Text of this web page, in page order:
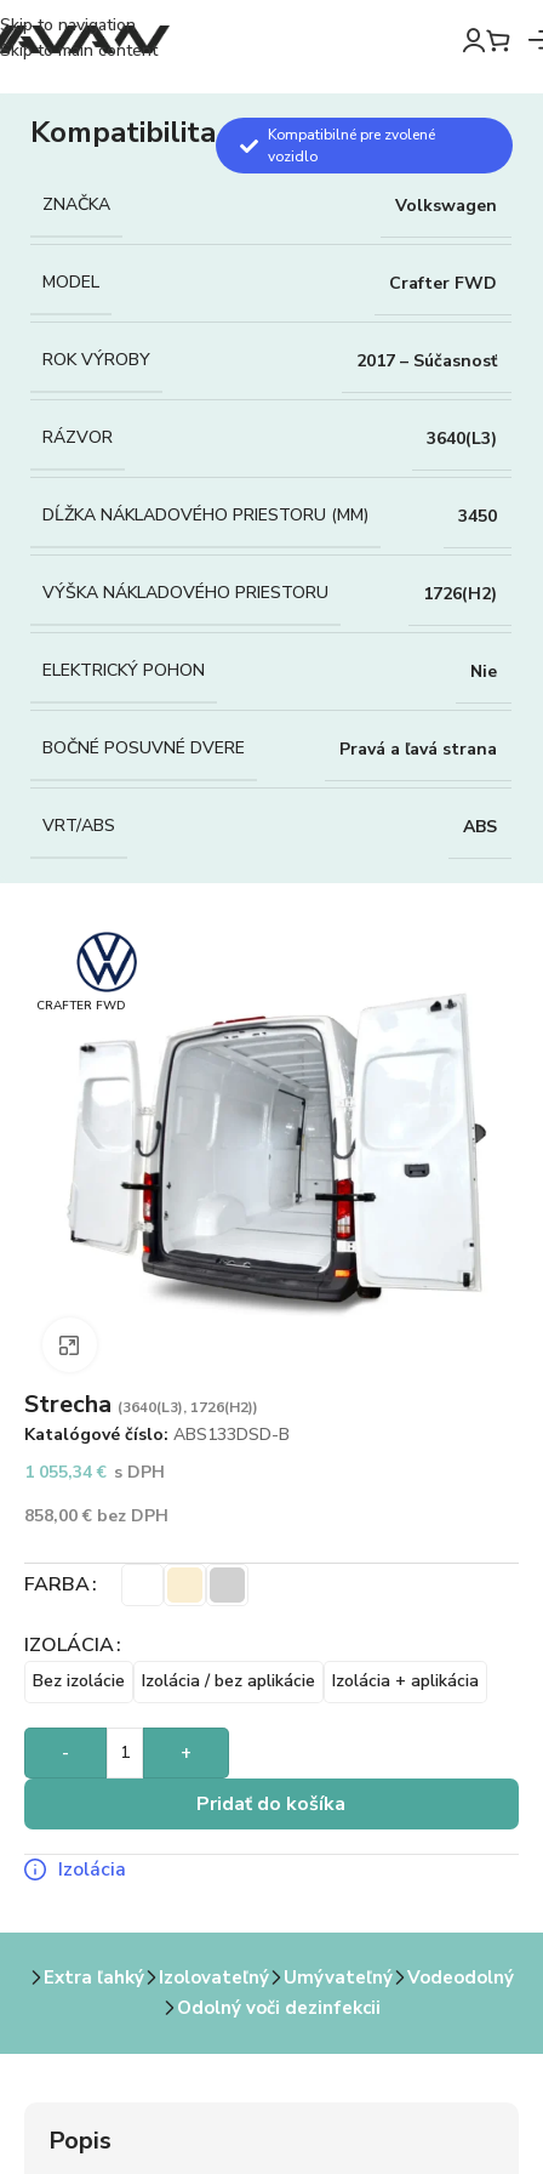
Skip to navigation
Skip to main content
Kompatibilita
Kompatibilné pre zvolené
vozidlo
ZNAČKA Volkswagen
MODEL Crafter FWD
ROK VÝROBY 2017 – Súčasnosť
RÁZVOR 3640(L3)
DĹŽKA NÁKLADOVÉHO PRIESTORU (MM) 3450
VÝŠKA NÁKLADOVÉHO PRIESTORU 1726(H2)
ELEKTRICKÝ POHON Nie
BOČNÉ POSUVNÉ DVERE Pravá a ľavá strana
VRT/ABS ABS
CRAFTER FWD
Strecha (3640(L3), 1726(H2))
Katalógové číslo: ABS133DSD-B
1 055,34€ s DPH
858,00€ bez DPH
FARBA
IZOLÁCIA
Bez izolácie Izolácia / bez aplikácie Izolácia + aplikácia
- +
Pridať do košíka
Izolácia
Extra ľahký Izolovateľný Umývateľný
Vodeodolný
Odolný voči dezinfekcii
Popis